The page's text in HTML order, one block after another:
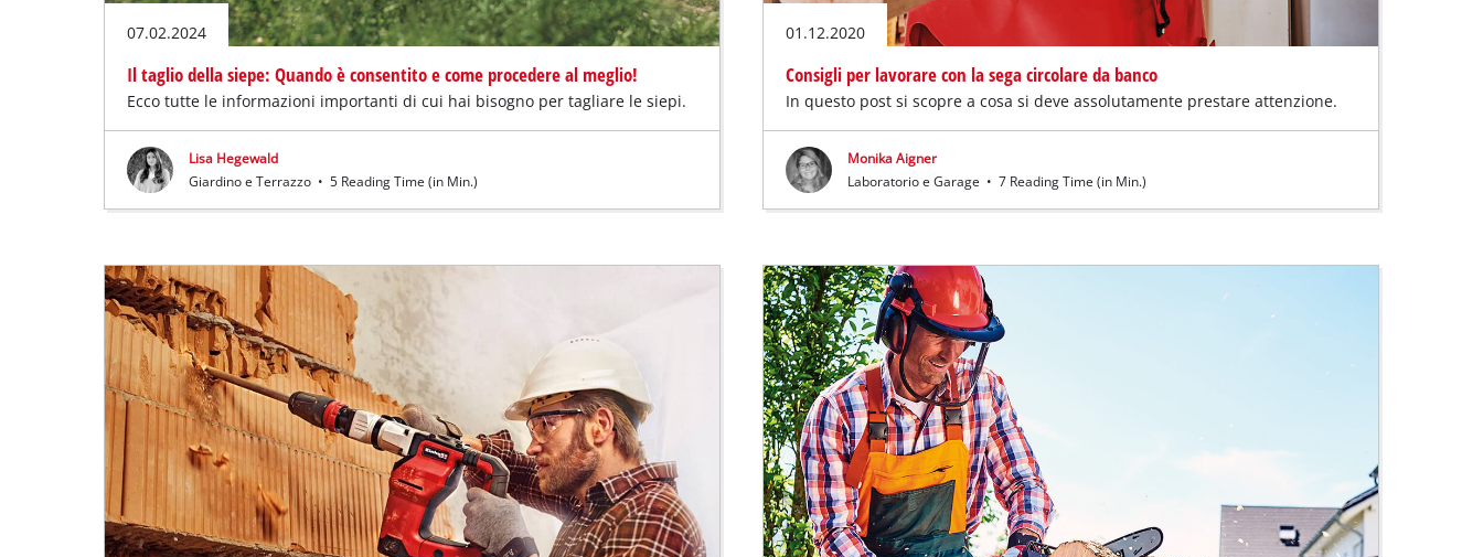
07.02.2024
Il taglio della siepe: Quando è consentito e come procedere al meglio!
Ecco tutte le informazioni importanti di cui hai bisogno per tagliare le siepi.
Lisa Hegewald
Giardino e Terrazzo • 5 Reading Time (in Min.)
01.12.2020
Consigli per lavorare con la sega circolare da banco
In questo post si scopre a cosa si deve assolutamente prestare attenzione.
Monika Aigner
Laboratorio e Garage • 7 Reading Time (in Min.)